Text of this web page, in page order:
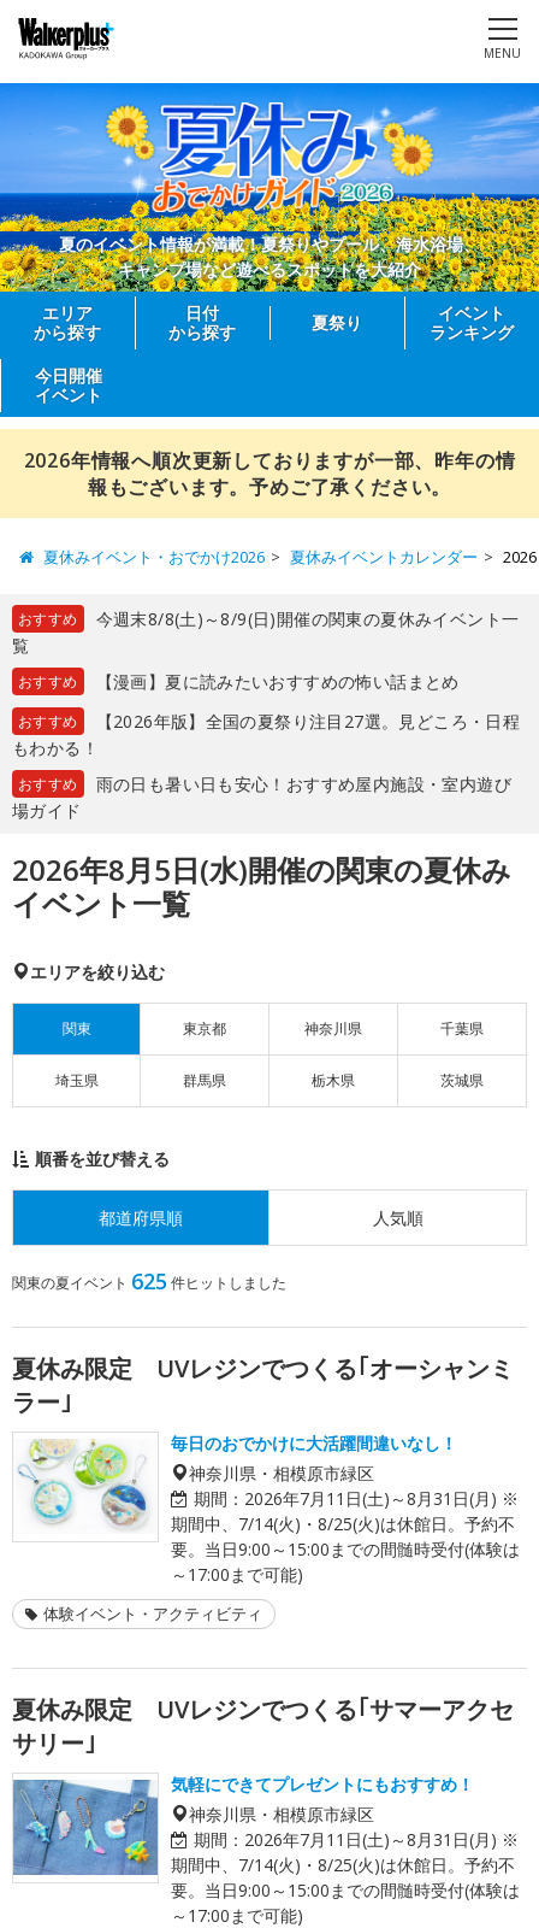
MENU
夏のイベント情報が満載！夏祭りやプール、海水浴場、
キャンプ場など遊べるスポットを大紹介
エリア
から探す
日付
から探す
夏祭り
イベント
ランキング
今日開催
イベント
2026年情報へ順次更新しておりますが一部、昨年の情
報もございます。予めご了承ください。
夏休みイベント・おでかけ2026 夏休みイベントカレンダー
おすすめ
今週末8/8(土)～8/9(日)開催の関東の夏休みイベント一
覧
おすすめ 【漫画】夏に読みたいおすすめの怖い話まとめ
おすすめ
【2026年版】全国の夏祭り注目27選。見どころ・日程
もわかる！
おすすめ
雨の日も暑い日も安心！おすすめ屋内施設・室内遊び
場ガイド
2026年8月5日(水)開催の関東の夏休み
イベント一覧
エリアを絞り込む
関東 東京都 神奈川県 千葉県
埼玉県 群馬県 栃木県 茨城県
順番を並び替える
都道府県順 人気順
関東の夏イベント 625 件ヒットしました
夏休み限定 UVレジンでつくる｢オーシャンミ
ラー｣
毎日のおでかけに大活躍間違いなし！
神奈川県・相模原市緑区
期間： 2026年7月11日(土)～8月31日(月) ※
期間中、7/14(火)・8/25(火)は休館日。予約不
要。当日9:00～15:00までの間髄時受付(体験は
～17:00まで可能)
体験イベント・アクティビティ
夏休み限定 UVレジンでつくる｢サマーアクセ
サリー｣
気軽にできてプレゼントにもおすすめ！
神奈川県・相模原市緑区
期間： 2026年7月11日(土)～8月31日(月) ※
期間中、7/14(火)・8/25(火)は休館日。予約不
要。当日9:00～15:00までの間髄時受付(体験は
～17:00まで可能)